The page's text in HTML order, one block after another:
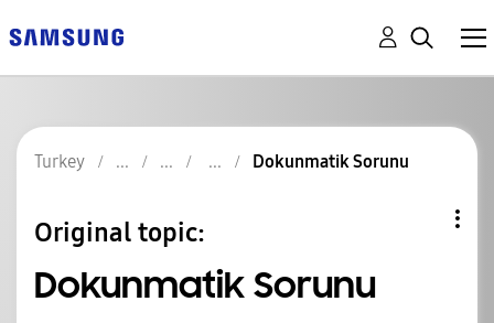
Turkey Dokunmatik Sorunu
Original topic:
Dokunmatik Sorunu